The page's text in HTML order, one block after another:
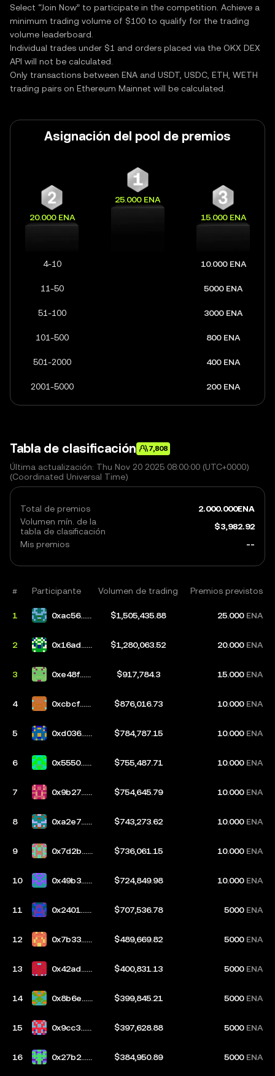
Select “Join Now” to participate in the competition. Achieve a
minimum trading volume of $100 to qualify for the trading
volume leaderboard.
Individual trades under $1 and orders placed via the OKX DEX
API will not be calculated.
Only transactions between ENA and USDT, USDC, ETH, WETH
trading pairs on Ethereum Mainnet will be calculated.
Asignación del pool de premios
20.000 ENA
25.000 ENA
15.000 ENA
4-10 10.000 ENA
11-50 5000 ENA
51-100 3000 ENA
101-500 800 ENA
501-2000 400 ENA
2001-5000 200 ENA
Tabla de clasificación 7,808
Última actualización: Thu Nov 20 2025 08:00:00 (UTC+0000)
(Coordinated Universal Time)
Total de premios 2.000.000ENA
Volumen mín. de la
tabla de clasificación
$3,982.92
Mis premios
--
# Participante Volumen de trading Premios previstos
1
0xac56...e
$1,505,435.88 25.000 ENA
2
0x16ad...0
$1,280,063.52 20.000 ENA
3
0xe48f...9
$917,784.3 15.000 ENA
4
0xcbcf...c
$876,016.73 10.000 ENA
5
0xd036...5
$784,787.15 10.000 ENA
6
0x5550...9
$755,487.71 10.000 ENA
7
0x9b27...1
$754,645.79 10.000 ENA
8
0xa2e7...1
$743,273.62 10.000 ENA
9
0x7d2b...3
$736,061.15 10.000 ENA
10
0x49b3...2
$724,849.98 10.000 ENA
11
0x2401...8
$707,536.78 5000 ENA
12
0x7b33...2
$489,669.82 5000 ENA
13
0x42ad...b
$400,831.13 5000 ENA
14
0x8b6e...6
$399,845.21 5000 ENA
15
0x9cc3...1
$397,628.88 5000 ENA
16
0x27b2...7
$384,950.89 5000 ENA